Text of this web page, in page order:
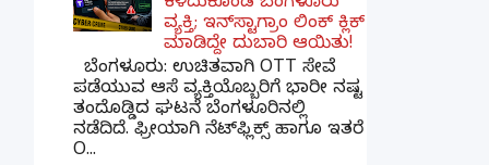
ವ್ಯಕ್ತಿ; ಇನ್‌ಸ್ಟಾಗ್ರಾಂ ಲಿಂಕ್ ಕ್ಲಿಕ್
ಮಾಡಿದ್ದೇ ದುಬಾರಿ ಆಯಿತು!
ಬೆಂಗಳೂರು: ಉಚಿತವಾಗಿ OTT ಸೇವೆ
ಪಡೆಯುವ ಆಸೆ ವ್ಯಕ್ತಿಯೊಬ್ಬರಿಗೆ ಭಾರೀ ನಷ್ಟ
ತಂದೊಡ್ಡಿದ ಘಟನೆ ಬೆಂಗಳೂರಿನಲ್ಲಿ
ನಡೆದಿದೆ. ಫ್ರೀಯಾಗಿ ನೆಟ್‌ಫ್ಲಿಕ್ಸ್ ಹಾಗೂ ಇತರೆ
O...